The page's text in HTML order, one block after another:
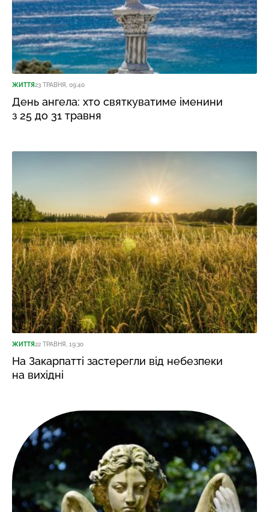
ЖИТТЯ23 ТРАВНЯ, 09:40
День ангела: хто святкуватиме іменини
з 25 до 31 травня
ЖИТТЯ22 ТРАВНЯ, 19:30
На Закарпатті застерегли від небезпеки
на вихідні